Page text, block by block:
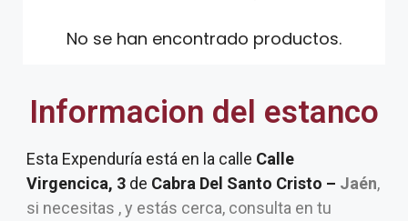
No se han encontrado productos.
Informacion del estanco
Esta Expenduría está en la calle Calle
Virgencica, 3 de Cabra Del Santo Cristo – Jaén,
si necesitas , y estás cerca, consulta en tu